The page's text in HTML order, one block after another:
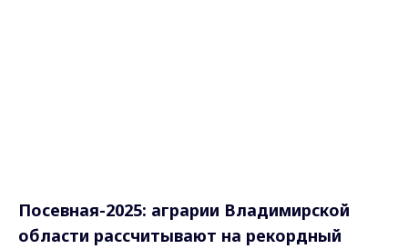
Посевная-2025: аграрии Владимирской
области рассчитывают на рекордный